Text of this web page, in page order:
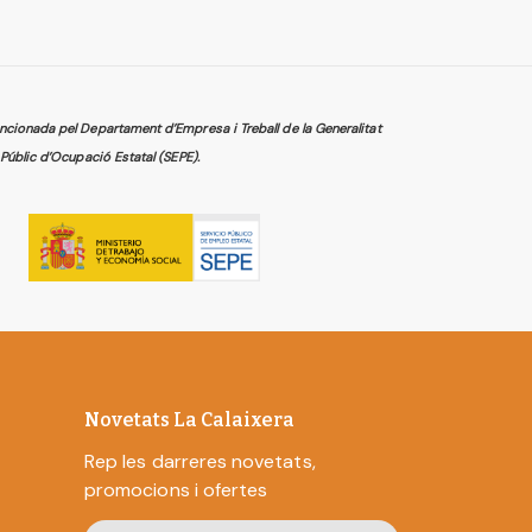
pel Departament d’Empresa i Treball de la Generalitat
d’Ocupació Estatal (SEPE).
Novetats La Calaixera
Rep les darreres novetats,
promocions i ofertes